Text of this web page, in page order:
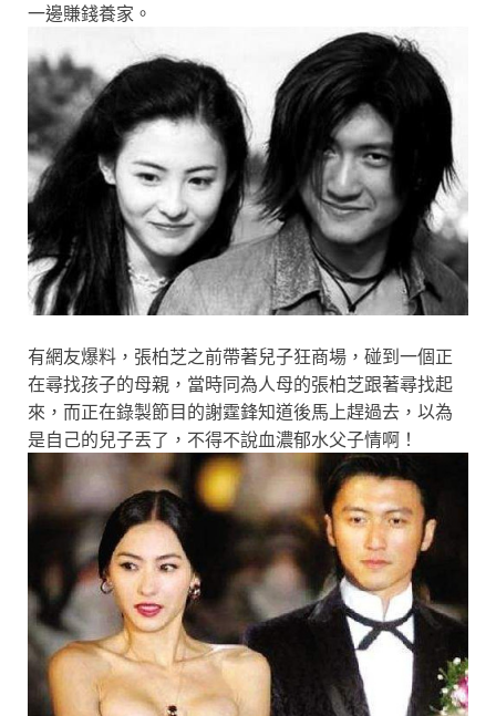
一邊賺錢養家。
有網友爆料，張柏芝之前帶著兒子狂商場，碰到一個正
在尋找孩子的母親，當時同為人母的張柏芝跟著尋找起
來，而正在錄製節目的謝霆鋒知道後馬上趕過去，以為
是自己的兒子丟了，不得不說血濃郁水父子情啊！